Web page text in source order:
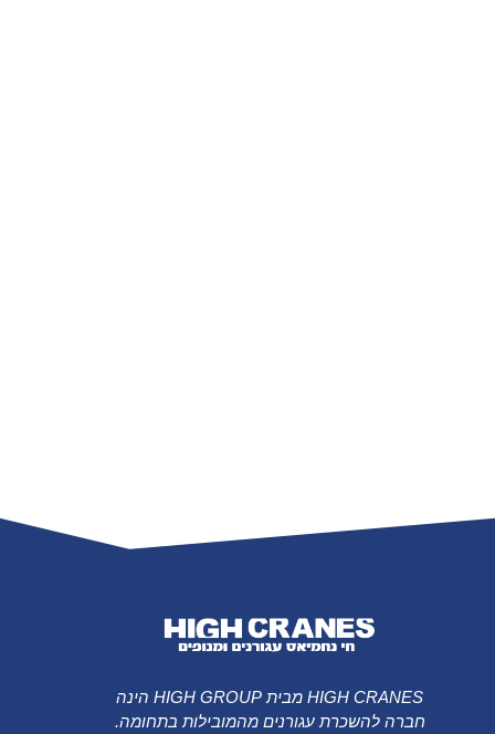
HIGH CRANES מבית HIGH GROUP הינה
חברה להשכרת עגורנים מהמובילות בתחומה.